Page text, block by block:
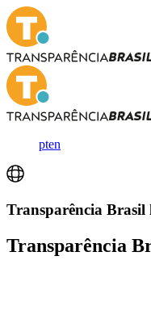
pten
Transparência
Transparência